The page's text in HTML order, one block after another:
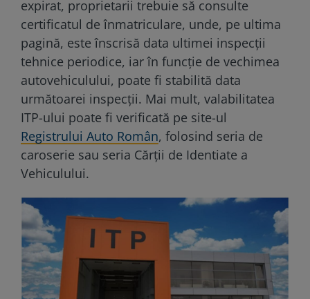
expirat, proprietarii trebuie să consulte
certificatul de înmatriculare, unde, pe ultima
pagină, este înscrisă data ultimei inspecții
tehnice periodice, iar în funcție de vechimea
autovehiculului, poate fi stabilită data
următoarei inspecții. Mai mult, valabilitatea
ITP-ului poate fi verificată pe site-ul
Registrului Auto Român, folosind seria de
caroserie sau seria Cărții de Identiate a
Vehiculului.